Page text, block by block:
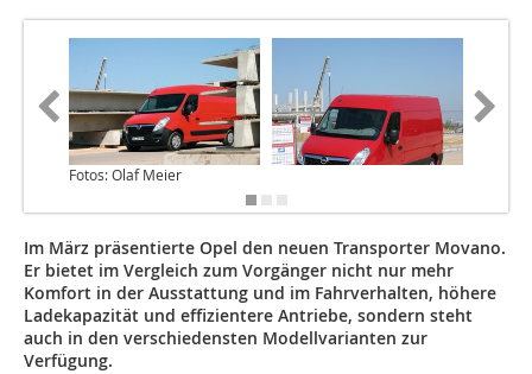
Fotos: Olaf Meier
Im März präsentierte Opel den neuen Transporter Movano.
Er bietet im Vergleich zum Vorgänger nicht nur mehr
Komfort in der Ausstattung und im Fahrverhalten, höhere
Ladekapazität und effizientere Antriebe, sondern steht
auch in den verschiedensten Modellvarianten zur
Verfügung.